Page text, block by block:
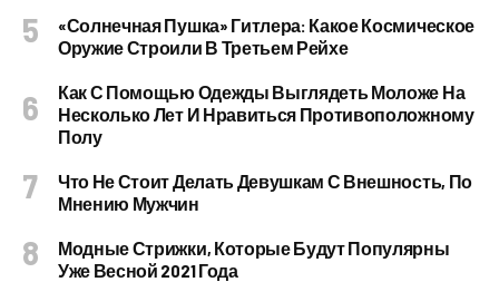
«Солнечная Пушка» Гитлера: Какое Космическое
Оружие Строили В Третьем Рейхе
Как С Помощью Одежды Выглядеть Моложе На
Несколько Лет И Нравиться Противоположному
Полу
Что Не Стоит Делать Девушкам С Внешность, По
Мнению Мужчин
Модные Стрижки, Которые Будут Популярны
Уже Весной 2021 Года